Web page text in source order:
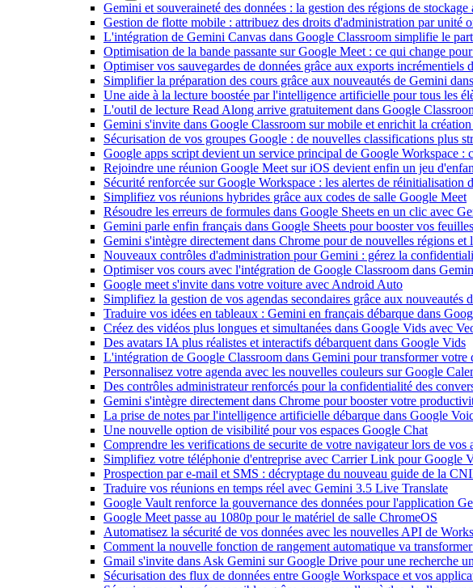
Gemini et souveraineté des données : la gestion des régions de
Gestion de flotte mobile : attribuez des droits d'administration par unité
L'intégration de Gemini Canvas dans Google Classroom simplifie le
Optimisation de la bande passante sur Google Meet : ce qui change
Optimiser vos sauvegardes de données grâce aux exports incrémentiels
Simplifier la préparation des cours grâce aux nouveautés de Gemini
Une aide à la lecture boostée par l'intelligence artificielle pour tous les
L'outil de lecture Read Along arrive gratuitement dans Google
Gemini s'invite dans Google Classroom sur mobile et enrichit la création
Sécurisation de vos groupes Google : de nouvelles classifications plus
Google apps script devient un service principal de Google Workspace :
Rejoindre une réunion Google Meet sur iOS devient enfin un jeu
Sécurité renforcée sur Google Workspace : les alertes de réinitialisation
Simplifiez vos réunions hybrides grâce aux codes de salle Google Meet
Résoudre les erreurs de formules dans Google Sheets en un clic avec
Gemini parle enfin français dans Google Sheets pour booster vos
Gemini s'intègre directement dans Chrome pour de nouvelles régions et
Nouveaux contrôles d'administration pour Gemini : gérez la
Optimiser vos cours avec l'intégration de Google Classroom dans
Google meet s'invite dans votre voiture avec Android Auto
Simplifiez la gestion de vos agendas secondaires grâce aux
Traduire vos idées en tableaux : Gemini en français débarque dans
Créez des vidéos plus longues et simultanées dans Google Vids avec
Des avatars IA plus réalistes et interactifs débarquent dans Google Vids
L'intégration de Google Classroom dans Gemini pour transformer votre
Personnalisez votre agenda avec les nouvelles couleurs sur Google
Des contrôles administrateur renforcés pour la confidentialité des
Gemini s'intègre directement dans Chrome pour booster votre
La prise de notes par l'intelligence artificielle débarque dans Google
Une nouvelle option de visibilité pour vos espaces Google Chat
Comprendre les verifications de securite de votre navigateur lors de vos
Simplifiez votre téléphonie d'entreprise avec Carrier Link pour Google
Prospection par e-mail et SMS : décryptage du nouveau guide de la
Traduire vos réunions en temps réel avec Gemini 3.5 Live Translate
Google Vault renforce la gouvernance des données pour l'application
Google Meet passe au 1080p pour le matériel de salle ChromeOS
Automatisez la sécurité de vos données avec les nouvelles API de
Comment la nouvelle fonction de rangement automatique va
Gmail s'invite dans Ask Gemini sur Google Drive pour une recherche
Sécurisation des flux de données entre Google Workspace et vos